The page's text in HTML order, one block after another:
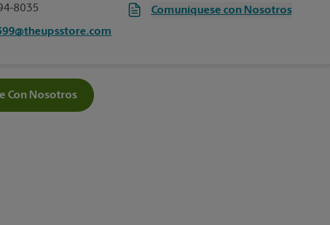
8035 Comuníquese con Nosotros
Con Nosotros